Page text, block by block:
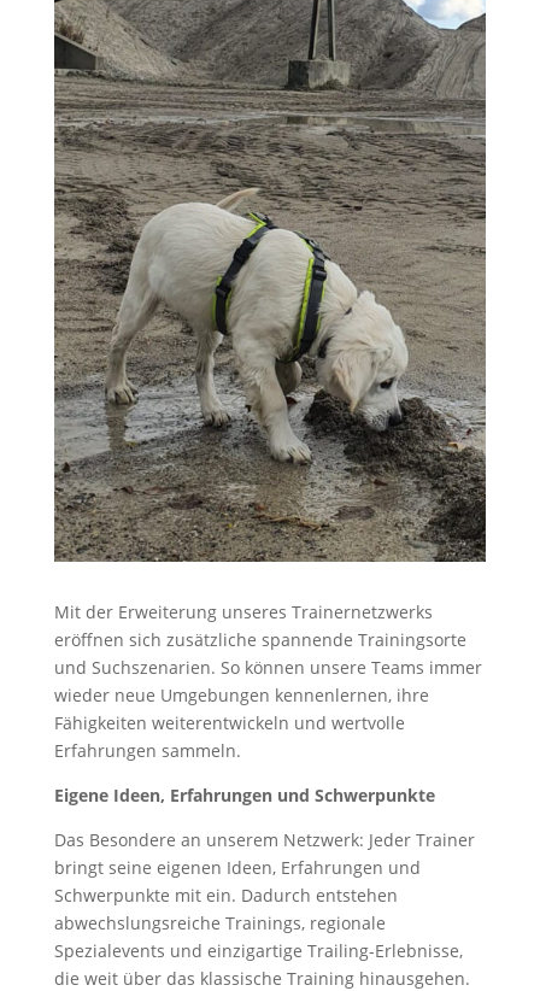
Mit der Erweiterung unseres Trainernetzwerks
eröffnen sich zusätzliche spannende Trainingsorte
und Suchszenarien. So können unsere Teams immer
wieder neue Umgebungen kennenlernen, ihre
Fähigkeiten weiterentwickeln und wertvolle
Erfahrungen sammeln.
Eigene Ideen, Erfahrungen und Schwerpunkte
Das Besondere an unserem Netzwerk: Jeder Trainer
bringt seine eigenen Ideen, Erfahrungen und
Schwerpunkte mit ein. Dadurch entstehen
abwechslungsreiche Trainings, regionale
Spezialevents und einzigartige Trailing-Erlebnisse,
die weit über das klassische Training hinausgehen.